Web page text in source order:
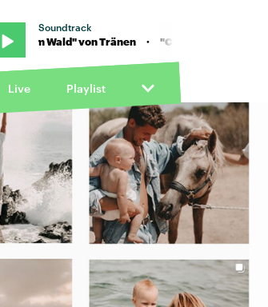
Soundtrack
Tränen · "Chrom im Wald" von Tränen
Live Playlist